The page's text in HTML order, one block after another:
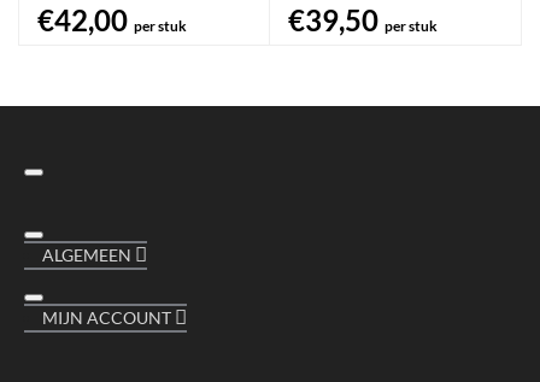
€42,00 per stuk €39,50 per stuk
ALGEMEEN
MIJN ACCOUNT